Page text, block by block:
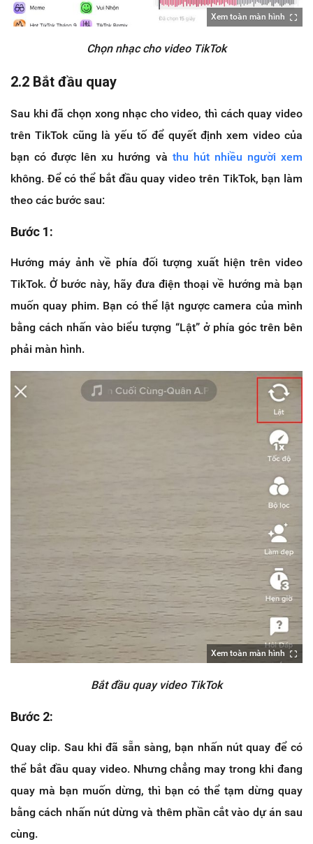
Xem toàn màn hình
Chọn nhạc cho video TikTok
2.2 Bắt đầu quay
Sau khi đã chọn xong nhạc cho video, thì cách quay video
trên TikTok cũng là yếu tố để quyết định xem video của
bạn có được lên xu hướng và thu hút nhiều người xem
không. Để có thể bắt đầu quay video trên TikTok, bạn làm
theo các bước sau:
Bước 1:
Hướng máy ảnh về phía đối tượng xuất hiện trên video
TikTok. Ở bước này, hãy đưa điện thoại về hướng mà bạn
muốn quay phim. Bạn có thể lật ngược camera của mình
bằng cách nhấn vào biểu tượng “Lật” ở phía góc trên bên
phải màn hình.
Xem toàn màn hình
Bắt đầu quay video TikTok
Bước 2:
Quay clip. Sau khi đã sẵn sàng, bạn nhấn nút quay để có
thể bắt đầu quay video. Nhưng chẳng may trong khi đang
quay mà bạn muốn dừng, thì bạn có thể tạm dừng quay
bằng cách nhấn nút dừng và thêm phần cắt vào dự án sau
cùng.